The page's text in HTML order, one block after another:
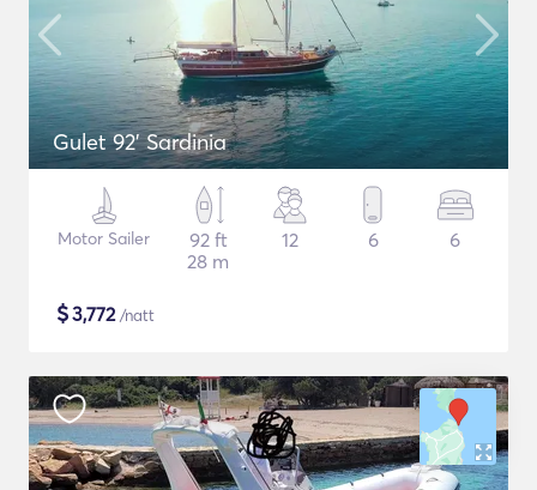
Gulet 92' Sardinia
Motor Sailer
92 ft
28 m
12 6 6
$3,772/natt